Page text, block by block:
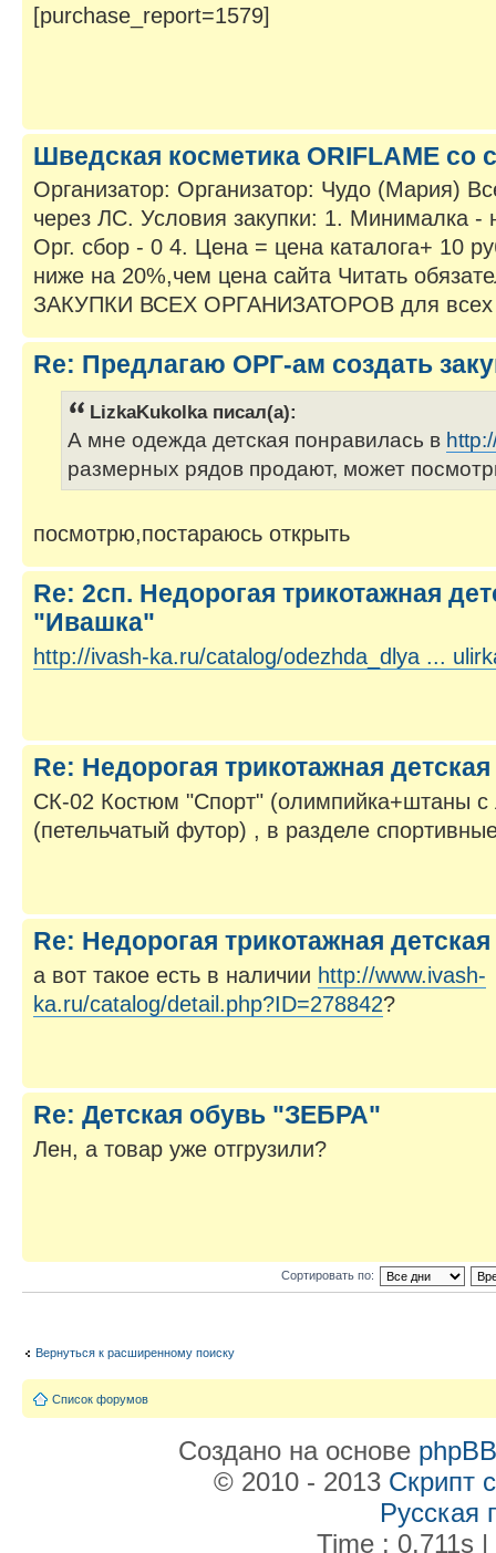
[purchase_report=1579]
Шведская косметика ORIFLAME со
Организатор: Организатор: Чудо (Мария)
через ЛС. Условия закупки: 1. Минималка -
Орг. сбор - 0 4. Цена = цена каталога+ 10
ниже на 20%,чем цена сайта Читать
ЗАКУПКИ ВСЕХ ОРГАНИЗАТОРОВ для всех
Re: Предлагаю ОРГ-ам создать
LizkaKukolka писал(а):
А мне одежда детская понравилась в
размерных рядов продают, может
посмотрю,постараюсь открыть
Re: 2сп. Недорогая трикотажная
"Ивашка"
http://ivash-ka.ru/catalog/odezhda_dlya ...
Re: Недорогая трикотажная
СК-02 Костюм "Спорт" (олимпийка+штаны
(петельчатый футор) , в разделе
Re: Недорогая трикотажная
а вот такое есть в наличии http://www.ivash-
ka.ru/catalog/detail.php?ID=278842?
Re: Детская обувь "ЗЕБРА"
Лен, а товар уже отгрузили?
Сортировать по:
Вернуться к расширенному поиску
Список форумов
Создано на основе phpBB
© 2010 - 2013 Скрипт
Русская
Time : 0.711s